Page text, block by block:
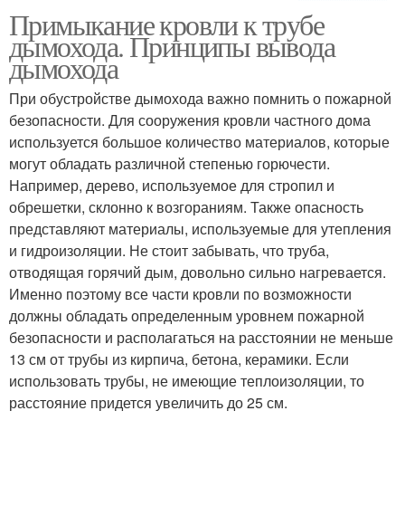
Кровли к круглой трубе Трубы для вентиляции
Фартук для трубы Прямоугольная труба
Трубы к кровле Круглый дымоход
Труба на крыше
Трубы с круглым
сечением
Труба через
Герметик для печной
Примыкание кровли к трубе
дымохода. Принципы вывода
дымохода
При обустройстве дымохода важно помнить о пожарной
безопасности. Для сооружения кровли частного дома
используется большое количество материалов, которые
могут обладать различной степенью горючести.
Например, дерево, используемое для стропил и
обрешетки, склонно к возгораниям. Также опасность
представляют материалы, используемые для утепления
и гидроизоляции. Не стоит забывать, что труба,
отводящая горячий дым, довольно сильно нагревается.
Именно поэтому все части кровли по возможности
должны обладать определенным уровнем пожарной
безопасности и располагаться на расстоянии не меньше
13 см от трубы из кирпича, бетона, керамики. Если
использовать трубы, не имеющие теплоизоляции, то
расстояние придется увеличить до 25 см.